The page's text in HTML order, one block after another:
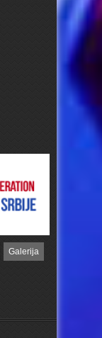
Galerija